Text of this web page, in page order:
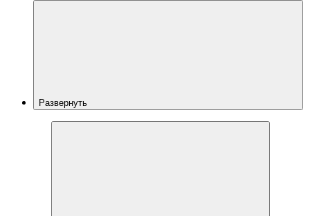
Развернуть